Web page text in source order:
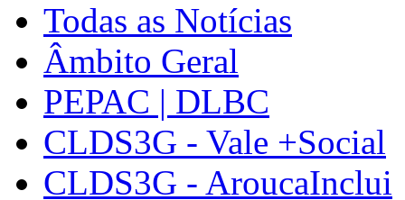
Todas as Notícias
Âmbito Geral
PEPAC | DLBC
CLDS3G - Vale +Social
CLDS3G - AroucaInclui